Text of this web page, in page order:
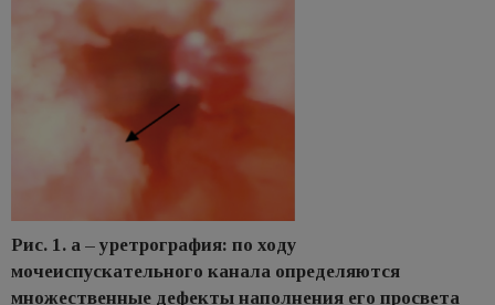
Рис. 1. а – уретрография: по ходу
мочеиспускательного канала определяются
множественные дефекты наполнения его просвета